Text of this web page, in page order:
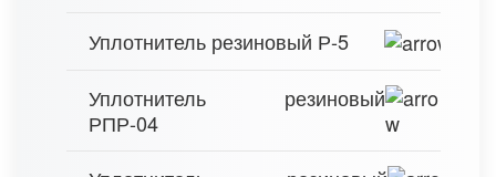
Уплотнитель резиновый Р-5
Уплотнитель резиновый
РПР-04